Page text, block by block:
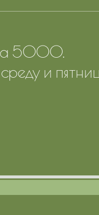
5000.
и